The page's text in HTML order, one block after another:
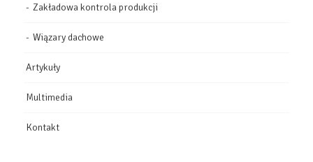
Zakładowa kontrola produkcji
Wiązary dachowe
Artykuły
Multimedia
Kontakt